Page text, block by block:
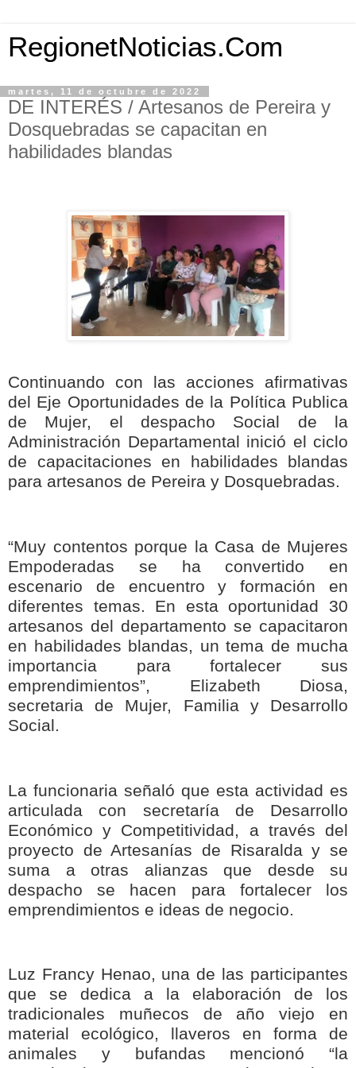
RegionetNoticias.Com
martes, 11 de octubre de 2022
DE INTERÉS / Artesanos de Pereira y
Dosquebradas se capacitan en
habilidades blandas
Continuando con las acciones afirmativas
del Eje Oportunidades de la Política Publica
de Mujer, el despacho Social de la
Administración Departamental inició el ciclo
de capacitaciones en habilidades blandas
para artesanos de Pereira y Dosquebradas.
“Muy contentos porque la Casa de Mujeres
Empoderadas se ha convertido en
escenario de encuentro y formación en
diferentes temas. En esta oportunidad 30
artesanos del departamento se capacitaron
en habilidades blandas, un tema de mucha
importancia para fortalecer sus
emprendimientos”, Elizabeth Diosa,
secretaria de Mujer, Familia y Desarrollo
Social.
La funcionaria señaló que esta actividad es
articulada con secretaría de Desarrollo
Económico y Competitividad, a través del
proyecto de Artesanías de Risaralda y se
suma a otras alianzas que desde su
despacho se hacen para fortalecer los
emprendimientos e ideas de negocio.
Luz Francy Henao, una de las participantes
que se dedica a la elaboración de los
tradicionales muñecos de año viejo en
material ecológico, llaveros en forma de
animales y bufandas mencionó “la